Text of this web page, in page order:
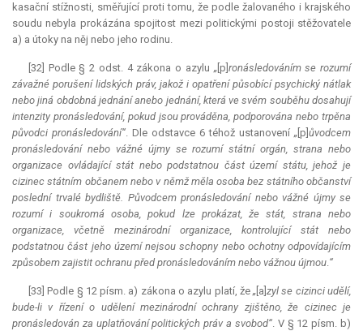
kasační stížnosti, směřující proti tomu, že podle žalovaného i krajského
soudu nebyla prokázána spojitost mezi politickými postoji stěžovatele
a) a útoky na něj nebo jeho rodinu.
[32] Podle § 2 odst. 4 zákona o azylu „[p] ronásledováním se rozumí
závažné porušení lidských práv, jakož i opatření působící psychický nátlak
nebo jiná obdobná jednání anebo jednání, která ve svém souběhu dosahují
intenzity pronásledování, pokud jsou prováděna, podporována nebo trpěna
původci pronásledování“. Dle odstavce 6 téhož ustanovení „ [p] ůvodcem
pronásledování nebo vážné újmy se rozumí státní orgán, strana nebo
organizace ovládající stát nebo podstatnou část území státu, jehož je
cizinec státním občanem nebo v němž měla osoba bez státního občanství
poslední trvalé bydliště. Původcem pronásledování nebo vážné újmy se
rozumí i soukromá osoba, pokud lze prokázat, že stát, strana nebo
organizace, včetně mezinárodní organizace, kontrolující stát nebo
podstatnou část jeho území nejsou schopny nebo ochotny odpovídajícím
způsobem zajistit ochranu před pronásledováním nebo vážnou újmou.“
[33] Podle § 12 písm. a) zákona o azylu platí, že„ [a]zyl se cizinci udělí,
bude-li v řízení o udělení mezinárodní ochrany zjištěno, že cizinec je
pronásledován za uplatňování politických práv a svobod“. V § 12 písm. b)